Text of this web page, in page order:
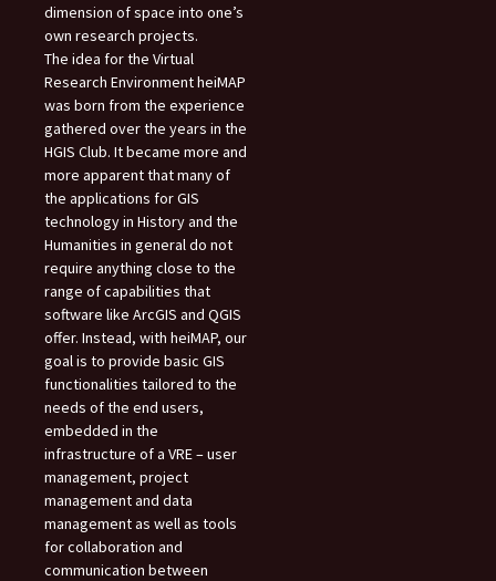
dimension of space into one’s
own research projects.
The idea for the Virtual
Research Environment heiMAP
was born from the experience
gathered over the years in the
HGIS Club. It became more and
more apparent that many of
the applications for GIS
technology in History and the
Humanities in general do not
require anything close to the
range of capabilities that
software like ArcGIS and QGIS
offer. Instead, with heiMAP, our
goal is to provide basic GIS
functionalities tailored to the
needs of the end users,
embedded in the
infrastructure of a VRE – user
management, project
management and data
management as well as tools
for collaboration and
communication between